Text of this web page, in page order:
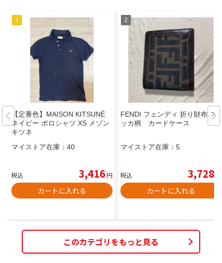
【定番色】MAISON KITSUNÉ
ネイビー ポロシャツ XS メゾン
キツネ
マイストア在庫： 40
税込 3,416円
カートに入れる
FENDI フェンディ 折り財布 ズ
ッカ柄 カードケース
マイストア在庫： 5
税込 3,728
カートに入れる
このカテゴリをもっと見る